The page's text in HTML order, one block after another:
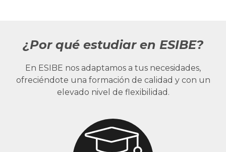
¿Por qué estudiar en ESIBE?
En ESIBE nos adaptamos a tus necesidades,
ofreciéndote una formación de calidad y con un
elevado nivel de flexibilidad.